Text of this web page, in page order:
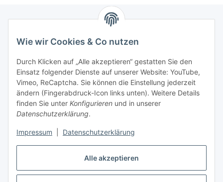
Alle akzeptieren
Wie wir Cookies & Co nutzen
Durch Klicken auf „Alle akzeptieren“ gestatten Sie den
Einsatz folgender Dienste auf unserer Website: YouTube,
Vimeo, ReCaptcha. Sie können die Einstellung jederzeit
ändern (Fingerabdruck-Icon links unten). Weitere Details
finden Sie unter Konfigurieren und in unserer
Datenschutzerklärung.
Impressum Datenschutzerklärung
Zahlungsmöglichkeiten
Versandinformationen
Gesetzliche Informationen